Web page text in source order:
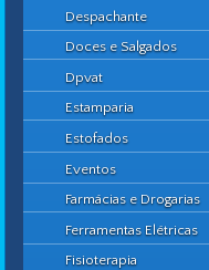
Despachante
Doces e Salgados
Dpvat
Estamparia
Estofados
Eventos
Farmácias e Drogarias
Ferramentas Elétricas
Fisioterapia